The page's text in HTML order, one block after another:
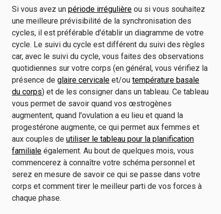
Si vous avez un période irrégulière ou si vous souhaitez
une meilleure prévisibilité de la synchronisation des
cycles, il est préférable d'établir un diagramme de votre
cycle. Le suivi du cycle est différent du suivi des règles
car, avec le suivi du cycle, vous faites des observations
quotidiennes sur votre corps (en général, vous vérifiez la
présence de glaire cervicale et/ou température basale
du corps) et de les consigner dans un tableau. Ce tableau
vous permet de savoir quand vos œstrogènes
augmentent, quand l'ovulation a eu lieu et quand la
progestérone augmente, ce qui permet aux femmes et
aux couples de utiliser le tableau pour la planification
familiale également. Au bout de quelques mois, vous
commencerez à connaître votre schéma personnel et
serez en mesure de savoir ce qui se passe dans votre
corps et comment tirer le meilleur parti de vos forces à
chaque phase.